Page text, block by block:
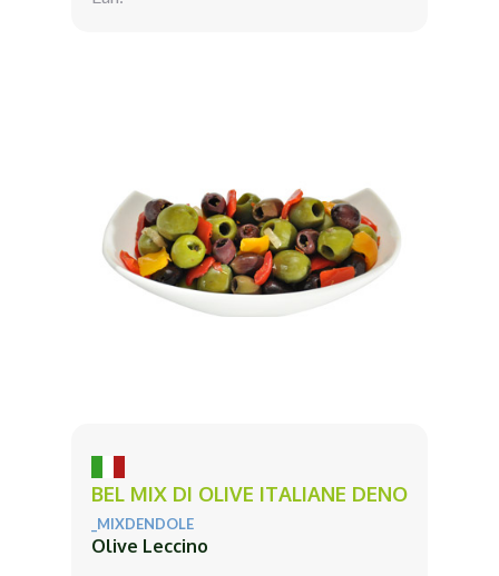
BEL MIX DI OLIVE ITALIANE DENO
_MIXDENDOLE
Olive Leccino